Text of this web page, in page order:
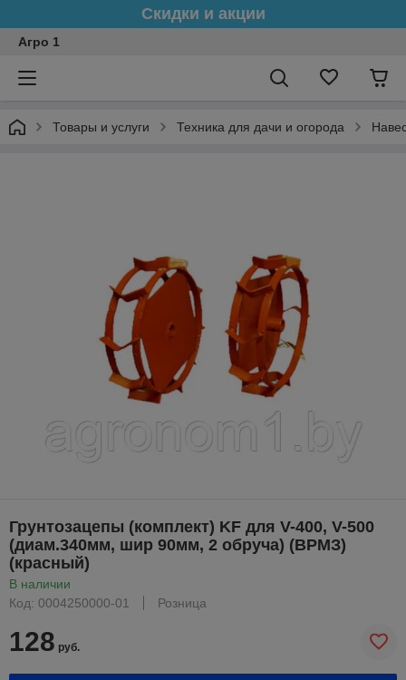
Скидки и акции
Агро 1
Товары и услуги Техника для дачи и огорода
Грунтозацепы (комплект) KF для V-400, V-500
(диам.340мм, шир 90мм, 2 обруча) (ВРМЗ)
(красный)
В наличии
Код: 0004250000-01
Розница
128 руб.